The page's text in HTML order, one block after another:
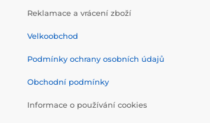
Reklamace a vrácení zboží
Velkoobchod
Podmínky ochrany osobních údajů
Obchodní podmínky
Informace o používání cookies